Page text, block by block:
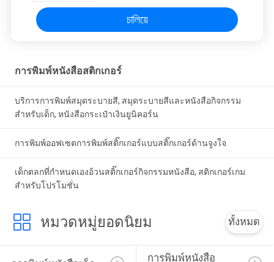
চালিয়ে
การพิมพ์หนังสือสติกเกอร์
บริการการพิมพ์สมุดระบายสี, สมุดระบายสีและหนังสือกิจกรรม
สำหรับเด็ก, หนังสือกระเป๋าเงินยูนิคอร์น
การพิมพ์ออฟเซตการพิมพ์สติ๊กเกอร์แบบสติ๊กเกอร์ด้านจูงใจ
เด็กตลกที่กำหนดเองอ้วนสติ๊กเกอร์กิจกรรมหนังสือ, สติกเกอร์เกม
สำหรับโปรโมชั่น
หมวดหมู่ยอดนิยม ทั้งหมด
การพิมพ์หนังสือ